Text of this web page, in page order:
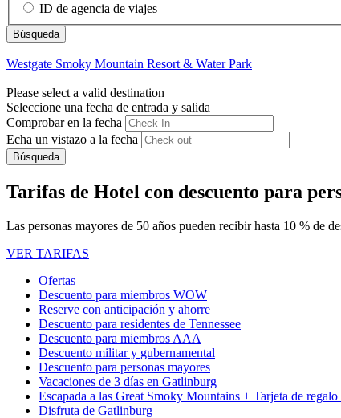
ID de agencia de viajes
Westgate Smoky Mountain Resort & Water Park
Please select a valid destination
Seleccione una fecha de entrada y salida
Comprobar en la fecha
Echa un vistazo a la fecha
Búsqueda
Tarifas de Hotel con descuento para
Las personas mayores de 50 años pueden recibir hasta 10 % de
VER TARIFAS
Ofertas
Descuento para miembros WOW
Reserve con anticipación y ahorre
Descuento para residentes de Tennessee
Descuento para miembros AAA
Descuento militar y gubernamental
Descuento para personas mayores
Vacaciones de 3 días en Gatlinburg
Escapada a las Great Smoky Mountains + Tarjeta de
Disfruta de Gatlinburg